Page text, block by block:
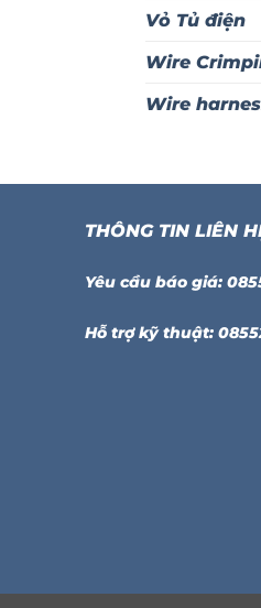
Vỏ Tủ điện
Wire
Wire
THÔNG TIN LIÊN
Yêu cầu báo giá:
Hỗ trợ kỹ thuật: